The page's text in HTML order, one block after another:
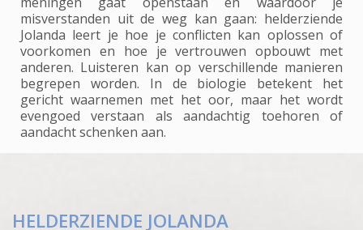
misverstanden uit de weg kan gaan: helderziende
Jolanda leert je hoe je conflicten kan oplossen of
voorkomen en hoe je vertrouwen opbouwt met
anderen. Luisteren kan op verschillende manieren
begrepen worden. In de biologie betekent het
gericht waarnemen met het oor, maar het wordt
evengoed verstaan als aandachtig toehoren of
aandacht schenken aan.
HELDERZIENDE JOLANDA